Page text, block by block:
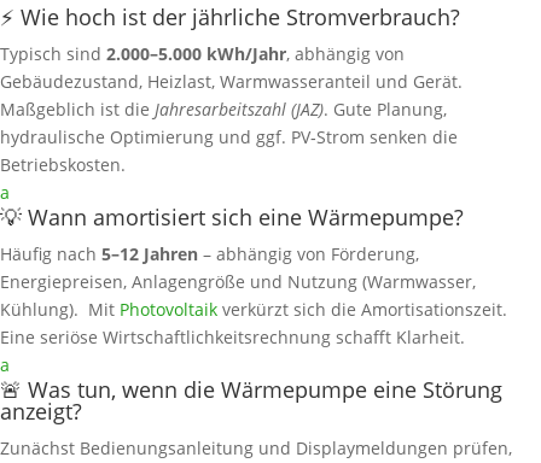
⚡ Wie hoch ist der jährliche Stromverbrauch?
Typisch sind 2.000–5.000 kWh/Jahr, abhängig von
Gebäudezustand, Heizlast, Warmwasseranteil und Gerät.
Maßgeblich ist die Jahresarbeitszahl (JAZ). Gute Planung,
hydraulische Optimierung und ggf. PV‑Strom senken die
Betriebskosten.
a
💡 Wann amortisiert sich eine Wärmepumpe?
Häufig nach 5–12 Jahren – abhängig von Förderung,
Energiepreisen, Anlagengröße und Nutzung (Warmwasser,
Kühlung). Mit Photovoltaik verkürzt sich die Amortisationszeit.
Eine seriöse Wirtschaftlichkeitsrechnung schafft Klarheit.
a
🚨 Was tun, wenn die Wärmepumpe eine Störung
anzeigt?
Zunächst Bedienungsanleitung und Displaymeldungen prüfen,